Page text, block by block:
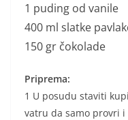
1 puding od vanile
400 ml slatke
150 gr čokolade
Priprema:
1 U posudu staviti
vatru da samo provri